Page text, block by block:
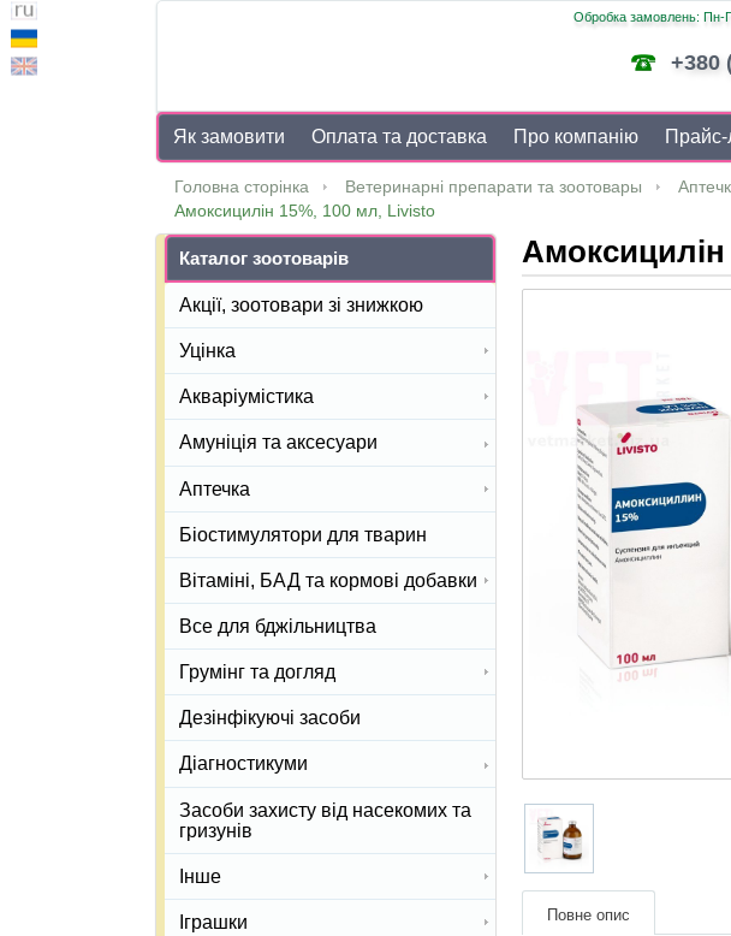
Обробка замовлень: Пн-
+380
Як замовити Оплата та доставка Про компанію Прайс-
Головна сторінка Ветеринарні препарати та зоотовары
Амоксицилін 15%, 100 мл, Livisto
Повне опис
Каталог зоотоварів
Акції, зоотовари зі знижкою
Уцінка
Акваріумістика
Амуніція та аксесуари
Аптечка
Біостимулятори для тварин
Вітаміні, БАД та кормові добавки
Все для бджільництва
Грумінг та догляд
Дезінфікуючі засоби
Діагностикуми
Засоби захисту від насекомих та
гризунів
Інше
Іграшки